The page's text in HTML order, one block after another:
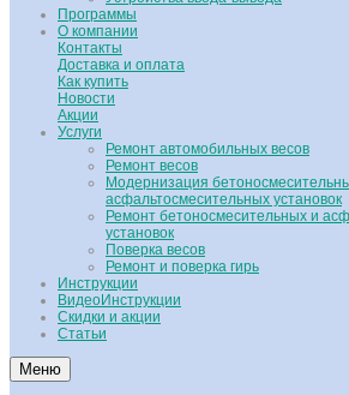
Программы
О компании
Контакты
Доставка и оплата
Как купить
Новости
Акции
Услуги
Ремонт автомобильных весов
Ремонт весов
Модернизация
асфальтосмесительных установок
Ремонт бетоносмесительных и
установок
Поверка весов
Ремонт и поверка гирь
Инструкции
ВидеоИнструкции
Скидки и акции
Статьи
Меню